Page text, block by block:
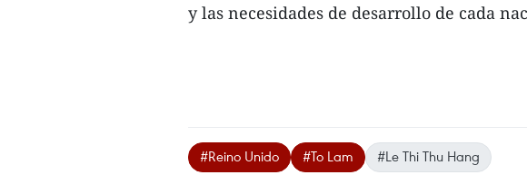
y las necesidades de desarrollo de cada
#Reino Unido #To Lam #Le Thi Thu Hang